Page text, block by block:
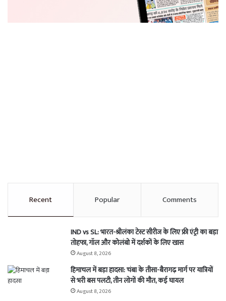
Recent Popular Comments
IND vs SL: भारत-श्रीलंका टेस्ट सीरीज के लिए फ्री एंट्री का बड़ा
तोहफा, गॉल और कोलंबो में दर्शकों के लिए खास
August 8, 2026
हिमाचल में बड़ा हादसा: चंबा के तीसा-बैरागढ़ मार्ग पर यात्रियों
से भरी बस पलटी, तीन लोगों की मौत, कई घायल
August 8, 2026